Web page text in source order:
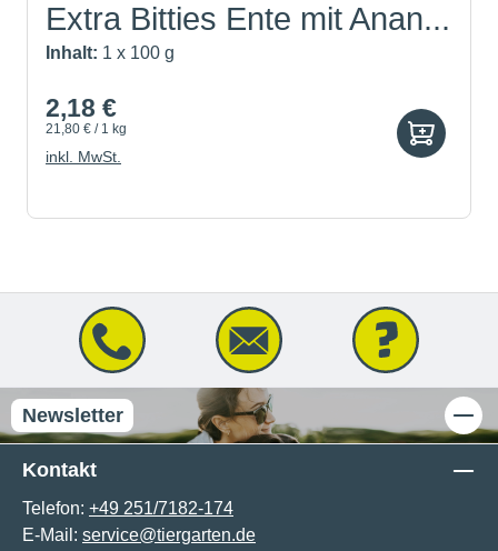
Extra Bitties Ente mit Anan...
Inhalt: 1 x 100 g
2,18 €
21,80 € / 1 kg
inkl. MwSt.
Newsletter
Kontakt
Telefon: +49 251/7182-174
E-Mail: service@tiergarten.de